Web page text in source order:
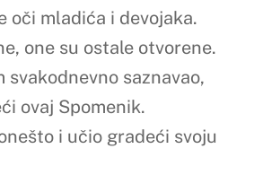
oči mladića i devojaka.
one su ostale otvorene.
svakodnevno saznavao,
ovaj Spomenik.
i učio gradeći svoju